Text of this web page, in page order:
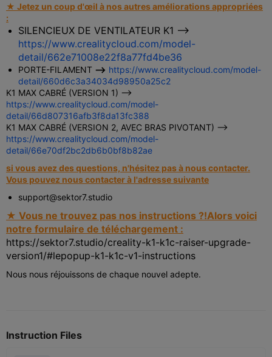
★ Jetez un coup d'œil à nos autres améliorations appropriées
:
SILENCIEUX DE VENTILATEUR K1 -->
https://www.crealitycloud.com/model-
detail/662e71008e22f8a77fd4be36
PORTE-FILAMENT --> https://www.crealitycloud.com/model-
detail/660d6c3a34034d98950a25c2
K1 MAX CABRÉ (VERSION 1) -->
https://www.crealitycloud.com/model-
detail/66d807316afb3f8da13fc388
K1 MAX CABRÉ (VERSION 2, AVEC BRAS PIVOTANT) -->
https://www.crealitycloud.com/model-
detail/66e70df2bc2db6b0bf8b82ae
si vous avez des questions, n'hésitez pas à nous contacter.
Vous pouvez nous contacter à l'adresse suivante
support@sektor7.studio
★ Vous ne trouvez pas nos instructions ?!Alors voici
notre formulaire de téléchargement :
https://sektor7.studio/creality-k1-k1c-raiser-upgrade-
version1/#lepopup-k1-k1c-v1-instructions
Nous nous réjouissons de chaque nouvel adepte.
Instruction Files